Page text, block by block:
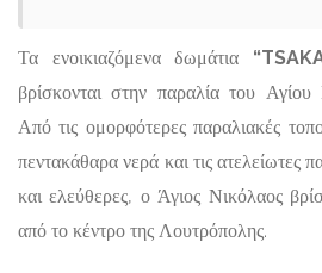
Τα ενοικιαζόμενα δωμάτια
βρίσκονται στην παραλία του
Από τις ομορφότερες παραλιακές
πεντακάθαρα νερά και τις ατελείωτες
και ελεύθερες, ο Άγιος Νικόλαος
από το κέντρο της Λουτρόπολης.